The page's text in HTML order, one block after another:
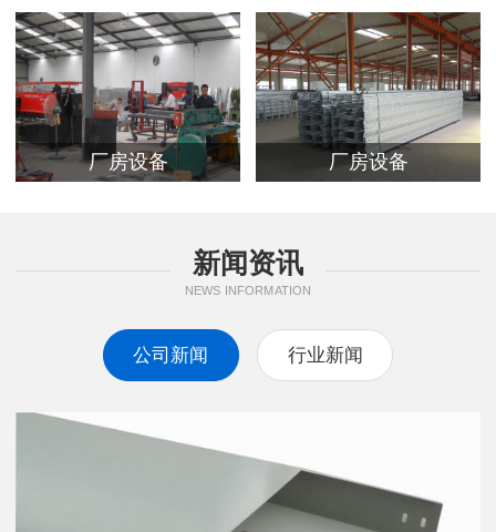
厂房设备 厂房设备
新闻资讯
NEWS INFORMATION
公司新闻 行业新闻